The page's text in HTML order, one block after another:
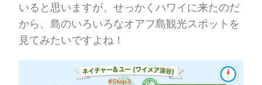
いると思いますが、せっかくハワイに来たのだ
から、島のいろいろなオアフ島観光スポットを
見てみたいですよね！